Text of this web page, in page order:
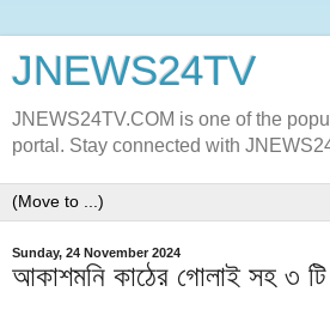
JNEWS24TV
JNEWS24TV.COM is one of the
portal. Stay connected with
Sunday, 24 November 2024
আকাশমনি কাঠের গোলাই সহ ৩ টি